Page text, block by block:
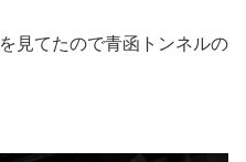
を見てたので青函トンネルの